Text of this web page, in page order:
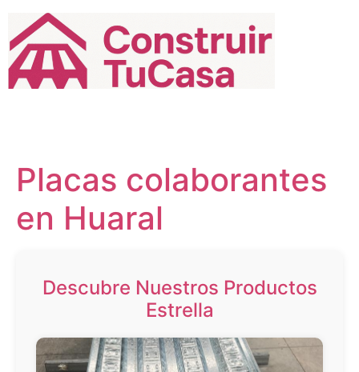
contenido
Placas colaborantes
en Huaral
Descubre Nuestros Productos
Estrella